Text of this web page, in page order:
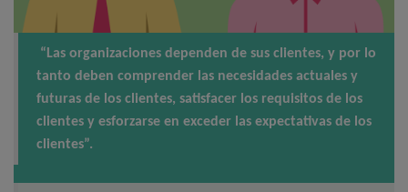
“Las organizaciones dependen de sus clientes, y por lo
tanto deben comprender las necesidades actuales y
futuras de los clientes, satisfacer los requisitos de los
clientes y esforzarse en exceder las expectativas de los
clientes”.